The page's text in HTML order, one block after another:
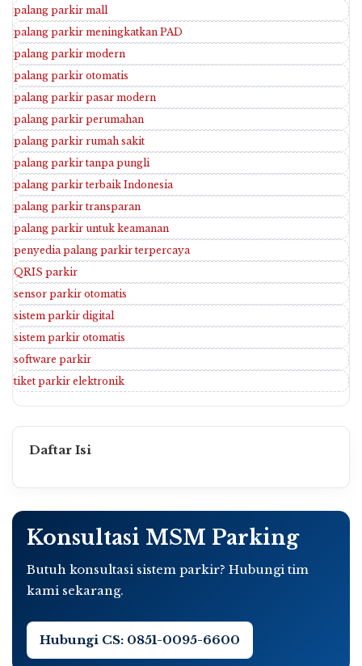
palang parkir mall
palang parkir meningkatkan PAD
palang parkir modern
palang parkir otomatis
palang parkir pasar modern
palang parkir perumahan
palang parkir rumah sakit
palang parkir tanpa pungli
palang parkir terbaik Indonesia
palang parkir transparan
palang parkir untuk keamanan
penyedia palang parkir terpercaya
QRIS parkir
sensor parkir otomatis
sistem parkir digital
sistem parkir otomatis
software parkir
tiket parkir elektronik
Daftar Isi
Konsultasi MSM Parking
Butuh konsultasi sistem parkir? Hubungi tim
kami sekarang.
Hubungi CS: 0851-0095-6600